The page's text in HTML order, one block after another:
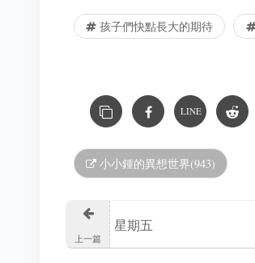
孩子們快點長大的期待
LINE
小小鍾的異想世界(943)
上一篇
星期五